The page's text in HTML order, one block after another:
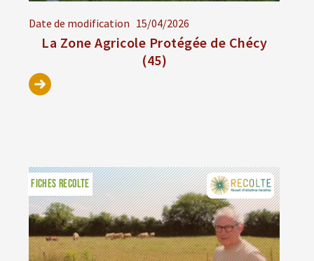
Date de modification 15/04/2026
La Zone Agricole Protégée de Chécy
(45)
FICHES RECOLTE